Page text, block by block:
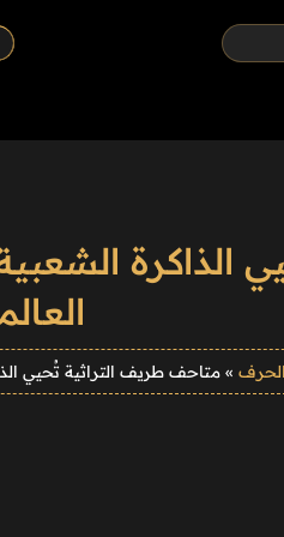
الذاكرة
» متاحف طريف التراثية تُحيي